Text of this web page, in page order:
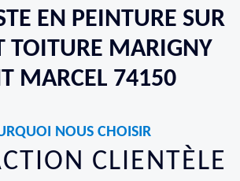
EN PEINTURE SUR
TOITURE MARIGNY
MARCEL 74150
NOUS CHOISIR
CLIENTÈLE